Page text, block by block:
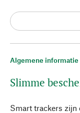
Algemene informatie
Slimme
Smart trackers zijn